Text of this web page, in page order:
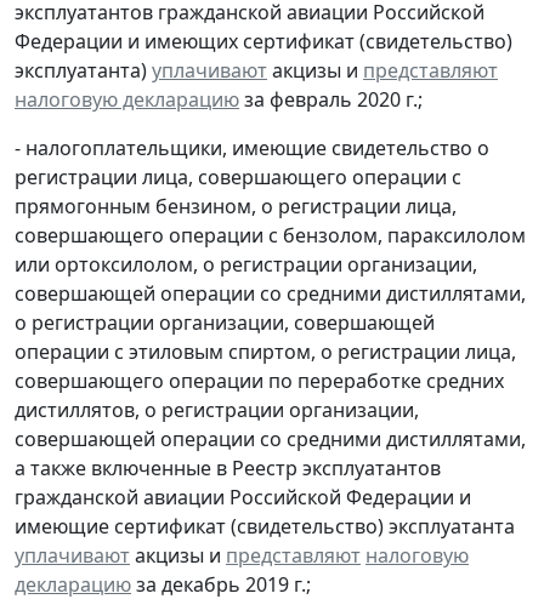
эксплуатантов гражданской авиации Российской
Федерации и имеющих сертификат (свидетельство)
эксплуатанта)уплачиваютакцизы и представляют
налоговую декларациюза февраль 2020 г.;
- налогоплательщики, имеющие свидетельство о
регистрации лица, совершающего операции с
прямогонным бензином, о регистрации лица,
совершающего операции с бензолом, параксилолом
или ортоксилолом, о регистрации организации,
совершающей операции со средними дистиллятами,
о регистрации организации, совершающей
операции с этиловым спиртом, о регистрации лица,
совершающего операции по переработке средних
дистиллятов, о регистрации организации,
совершающей операции со средними дистиллятами,
а также включенные в Реестр эксплуатантов
гражданской авиации Российской Федерации и
имеющие сертификат (свидетельство) эксплуатанта
уплачиваютакцизы и представляют налоговую
декларациюза декабрь 2019 г.;